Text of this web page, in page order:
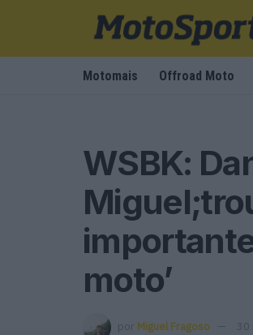
Motomais Offroad Moto
WSBK:
moto’
por Miguel Fragoso 30